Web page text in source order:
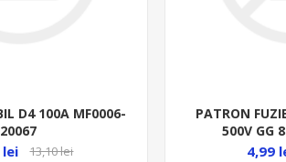
D4 100A MF0006-
20067
lei 13,10 lei
PATRON
500V GG
4,99